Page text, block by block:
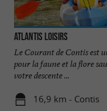
Atlantis Loisirs
Le Courant de Contis est
pour la faune et la flore
votre descente ...
16,9 km - Contis